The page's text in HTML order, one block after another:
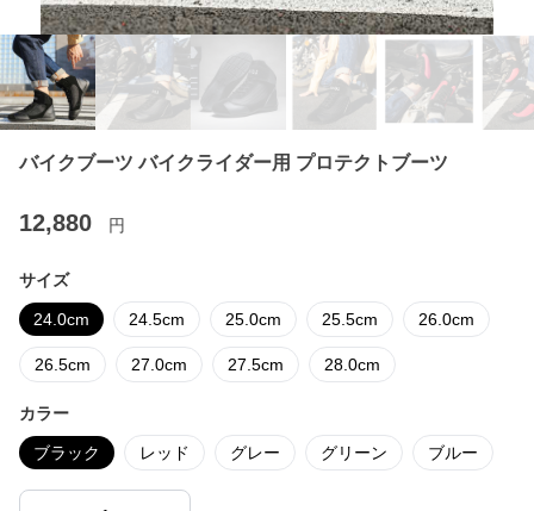
バイクブーツ バイクライダー用 プロテクトブーツ
12,880 円
サイズ
24.0cm 24.5cm 25.0cm 25.5cm 26.0cm
26.5cm 27.0cm 27.5cm 28.0cm
カラー
ブラック レッド グレー グリーン ブルー